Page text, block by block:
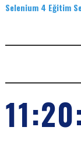
Selenium 4 Eğitim